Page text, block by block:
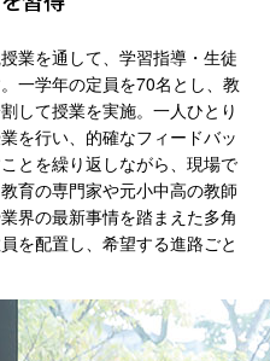
業を通して、学習指導・生徒
一学年の定員を70名とし、教
して授業を実施。一人ひとり
を行い、的確なフィードバッ
とを繰り返しながら、現場で
育の専門家や元小中高の教師
界の最新事情を踏まえた多角
を配置し、希望する進路ごと